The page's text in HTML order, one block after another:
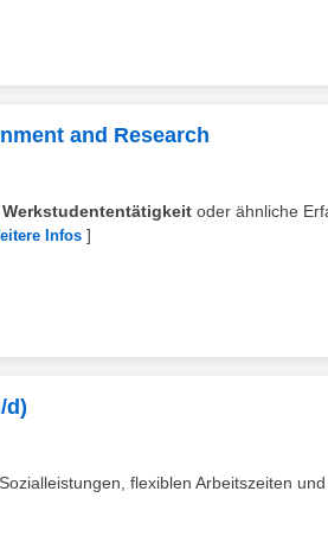
and Research
Werkstudententätigkeit oder ähnliche
Infos ]
d)
flexiblen Arbeitszeiten und